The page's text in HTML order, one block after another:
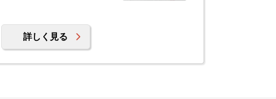
詳しく見る